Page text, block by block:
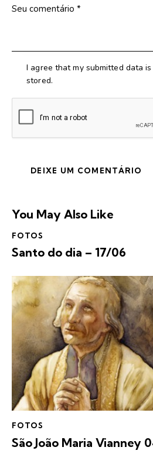
I agree that my submitted data
stored.
You May Also Like
FOTOS
Santo do dia – 17/06
FOTOS
São João Maria Vianney